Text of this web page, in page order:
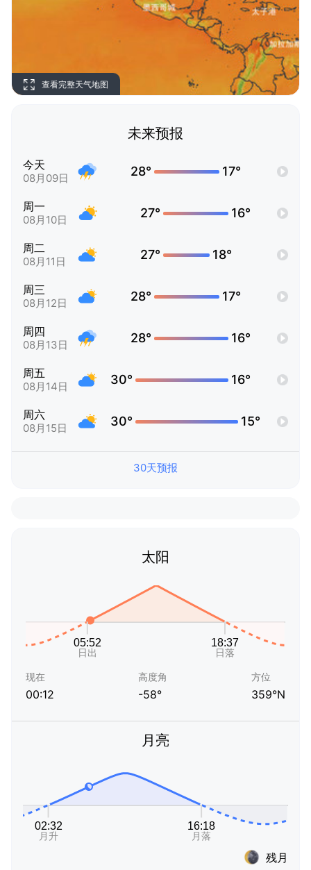
查看完整天气地图
未来预报
今天
08月09日 28° 17°
周一
08月10日 27° 16°
周二
08月11日 27° 18°
周三
08月12日 28° 17°
周四
08月13日 28° 16°
周五
08月14日 30° 16°
周六
08月15日 30° 15°
30天预报
太阳
现在
00:12
高度角
-58°
方位
359°N
月亮
残月